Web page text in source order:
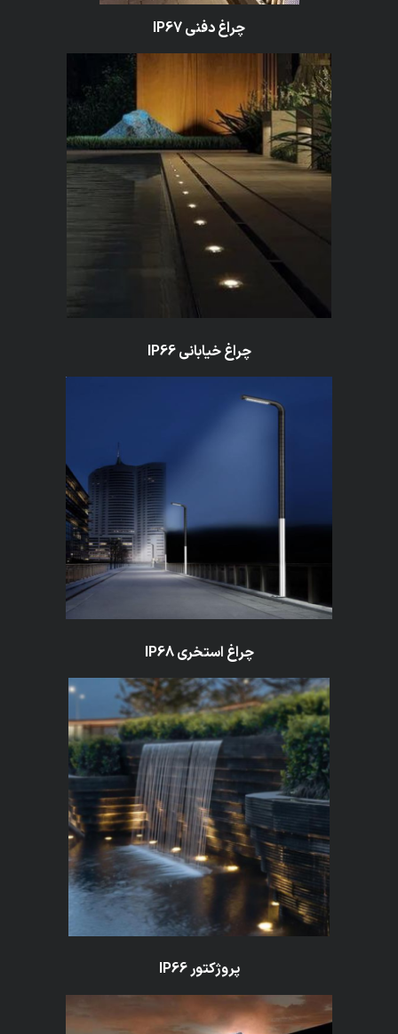
چراغ دفنیIP67
چراغ خیابانیIP66
چراغ استخریIP68
پروژکتورIP66